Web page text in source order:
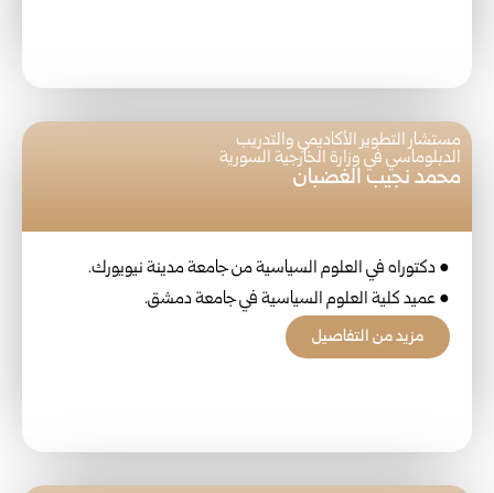
مستشار التطوير الأكاديمي والتدريب
الدبلوماسي في وزارة الخارجية السورية
محمد نجيب الغضبان
● دكتوراه في العلوم السياسية من جامعة مدينة نيويورك.
● عميد كلية العلوم السياسية في جامعة دمشق.
مزيد من التفاصيل